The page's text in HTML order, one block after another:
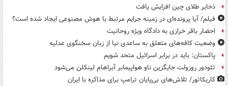
ذخایر طلای چین افزایش یافت
فیلم/ آیا پرونده‌ای در زمینه جرایم مرتبط با هوش مصنوعی ایجاد شده است؟
احضار باقر خرازی به دادگاه ویژه روحانیت
وضعیت کافه‌های متعلق به ساعدی نیا از زبان سخنگوی عدلیه
پاکستان: باید در برابر اسرائیل متحد شویم
تئودور روزولت جایگزین ناو هواپیمابر آبراهام لینکلن می‌شود
کاریکاتور/ تلاش‌های بی‌پایان ترامپ برای مذاکره با ایران